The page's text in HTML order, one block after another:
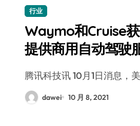
行业
Waymo和Cruise
提供商用自动驾驶
腾讯科技讯 10月1日消息
dawei 10 月 8, 2021